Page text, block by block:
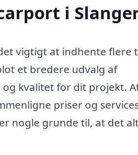
i
vigtigt at indhente flere
et bredere udvalg af
og kvalitet for dit projekt.
priser og
nogle grunde til, at det